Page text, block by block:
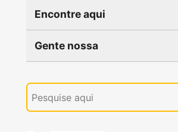
Encontre aqui
Gente nossa